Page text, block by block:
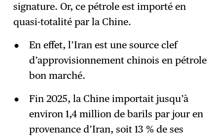
signature. Or, ce pétrole est importé en
quasi-totalité par la Chine.
En effet, l’Iran est une source clef
d’approvisionnement chinois en pétrole
bon marché.
Fin 2025, la Chine importait jusqu’à
environ 1,4 million de barils par jour en
provenance d’Iran, soit 13 % de ses